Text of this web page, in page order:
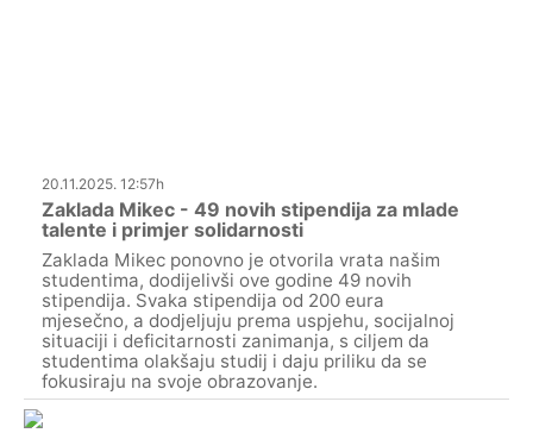
20.11.2025. 12:57h
Zaklada Mikec - 49 novih stipendija za mlade
talente i primjer solidarnosti
Zaklada Mikec ponovno je otvorila vrata našim
studentima, dodijelivši ove godine 49 novih
stipendija. Svaka stipendija od 200 eura
mjesečno, a dodjeljuju prema uspjehu, socijalnoj
situaciji i deficitarnosti zanimanja, s ciljem da
studentima olakšaju studij i daju priliku da se
fokusiraju na svoje obrazovanje.